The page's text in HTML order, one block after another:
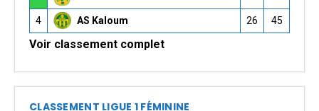
4 AS Kaloum 26 45
Voir classement complet
CLASSEMENT LIGUE 1 FÉMININE